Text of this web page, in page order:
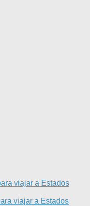
viajar a Estados
viajar a Estados